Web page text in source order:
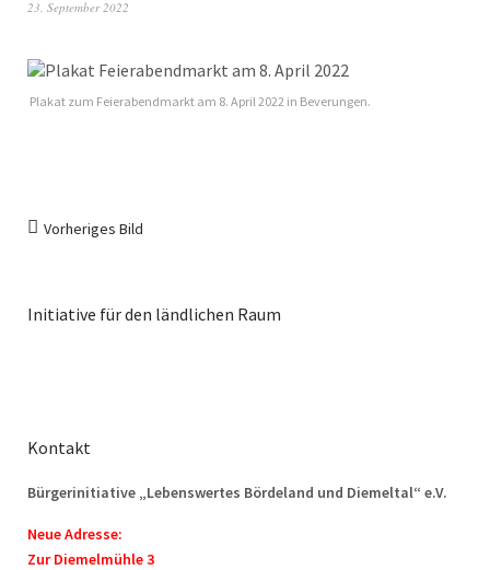
23. September 2022
Plakat zum Feierabendmarkt am 8. April 2022 in Beverungen.
Vorheriges Bild
Initiative für den ländlichen Raum
Kontakt
Bürgerinitiative „Lebenswertes Bördeland und Diemeltal“ e.V.
Neue Adresse:
Zur Diemelmühle 3